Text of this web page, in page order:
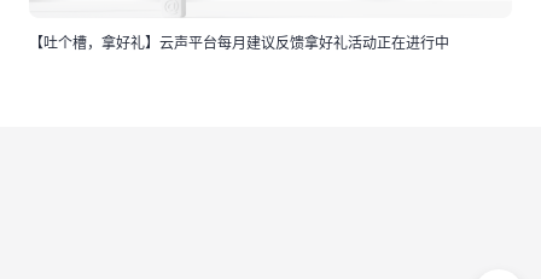
【吐个槽，拿好礼】云声平台每月建议反馈拿好礼活动正在进行中